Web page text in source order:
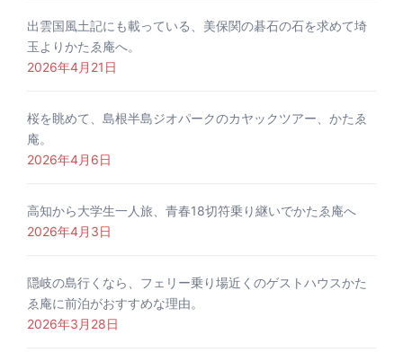
出雲国風土記にも載っている、美保関の碁石の石を求めて埼
玉よりかたゑ庵へ。
2026年4月21日
桜を眺めて、島根半島ジオパークのカヤックツアー、かたゑ
庵。
2026年4月6日
高知から大学生一人旅、青春18切符乗り継いでかたゑ庵へ
2026年4月3日
隠岐の島行くなら、フェリー乗り場近くのゲストハウスかた
ゑ庵に前泊がおすすめな理由。
2026年3月28日